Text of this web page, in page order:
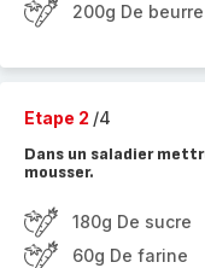
200g De beurre
Etape 2 /4
Dans un saladier
mousser.
180g De sucre
60g De farine